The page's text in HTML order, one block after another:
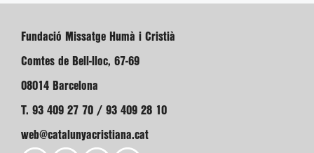
Fundació Missatge Humà i Cristià
Comtes de Bell-lloc, 67-69
08014 Barcelona
T. 93 409 27 70 / 93 409 28 10
web@catalunyacristiana.cat